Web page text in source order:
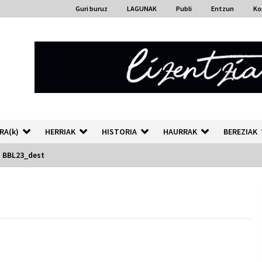
Guri buruz LAGUNAK Publi Entzun
HERRIAK HISTORIA HAURRAK BEREZIAK
BBL23_dest